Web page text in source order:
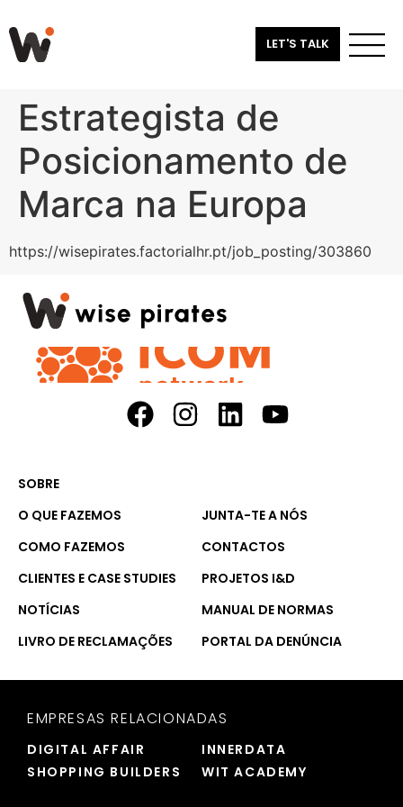
LET'S TALK
Estrategista de
Posicionamento de
Marca na Europa
https://wisepirates.factorialhr.pt/job_posting/303860
SOBRE
O QUE FAZEMOS
JUNTA-TE A NÓS
COMO FAZEMOS
CONTACTOS
CLIENTES E CASE STUDIES
PROJETOS I&D
NOTÍCIAS
MANUAL DE NORMAS
LIVRO DE RECLAMAÇÕES
PORTAL DA DENÚNCIA
EMPRESAS RELACIONADAS
DIGITAL AFFAIR
INNERDATA
SHOPPING BUILDERS
WIT ACADEMY